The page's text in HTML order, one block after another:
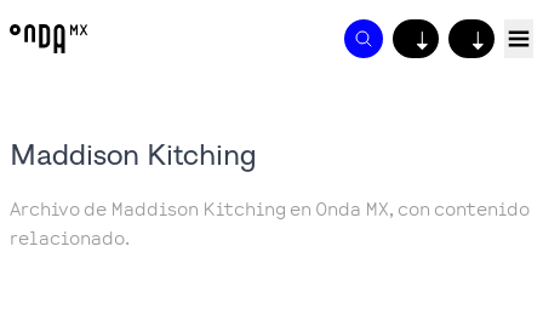
↓ ↓
Maddison Kitching
Archivo de Maddison Kitching en Onda MX, con contenido
relacionado.